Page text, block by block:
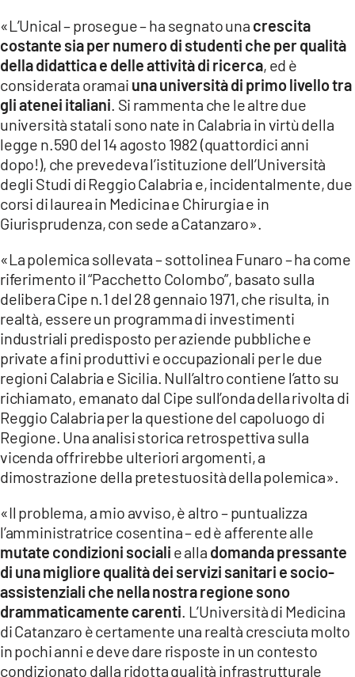
«L’Unical – prosegue – ha segnato una crescita
costante sia per numero di studenti che per qualità
della didattica e delle attività di ricerca, ed è
considerata oramai una università di primo livello tra
gli atenei italiani . Si rammenta che le altre due
università statali sono nate in Calabria in virtù della
legge n.590 del 14 agosto 1982 (quattordici anni
dopo!), che prevedeva l’istituzione dell’Università
degli Studi di Reggio Calabria e, incidentalmente, due
corsi di laurea in Medicina e Chirurgia e in
Giurisprudenza, con sede a Catanzaro».
«La polemica sollevata – sottolinea Funaro – ha come
riferimento il “Pacchetto Colombo”, basato sulla
delibera Cipe n.1 del 28 gennaio 1971, che risulta, in
realtà, essere un programma di investimenti
industriali predisposto per aziende pubbliche e
private a fini produttivi e occupazionali per le due
regioni Calabria e Sicilia. Null’altro contiene l’atto su
richiamato, emanato dal Cipe sull’onda della rivolta di
Reggio Calabria per la questione del capoluogo di
Regione. Una analisi storica retrospettiva sulla
vicenda offrirebbe ulteriori argomenti, a
dimostrazione della pretestuosità della polemica».
«Il problema, a mio avviso, è altro – puntualizza
l’amministratrice cosentina – ed è afferente alle
mutate condizioni sociali e alla domanda pressante
di una migliore qualità dei servizi sanitari e socio-
assistenziali che nella nostra regione sono
drammaticamente carenti . L’Università di Medicina
di Catanzaro è certamente una realtà cresciuta molto
in pochi anni e deve dare risposte in un contesto
condizionato dalla ridotta qualità infrastrutturale